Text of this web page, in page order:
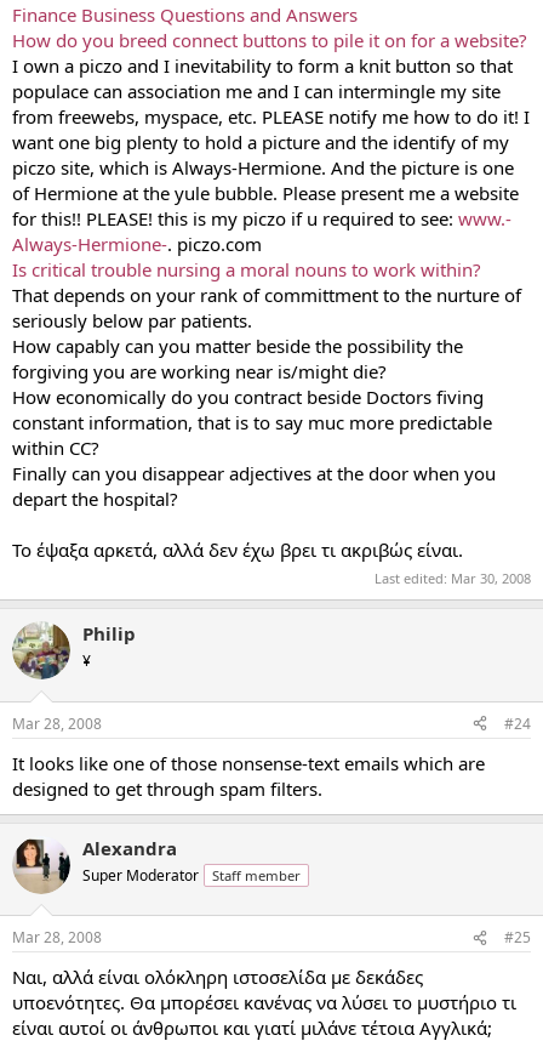
Finance Business Questions and Answers
How do you breed connect buttons to pile it on for a website?
I own a piczo and I inevitability to form a knit button so that
populace can association me and I can intermingle my site
from freewebs, myspace, etc. PLEASE notify me how to do it! I
want one big plenty to hold a picture and the identify of my
piczo site, which is Always-Hermione. And the picture is one
of Hermione at the yule bubble. Please present me a website
for this!! PLEASE! this is my piczo if u required to see: www.-
Always-Hermione-. piczo.com
Is critical trouble nursing a moral nouns to work within?
That depends on your rank of committment to the nurture of
seriously below par patients.
How capably can you matter beside the possibility the
forgiving you are working near is/might die?
How economically do you contract beside Doctors fiving
constant information, that is to say muc more predictable
within CC?
Finally can you disappear adjectives at the door when you
depart the hospital?
Το έψαξα αρκετά, αλλά δεν έχω βρει τι ακριβώς είναι.
Last edited: Mar 30, 2008
Philip
¥
Mar 28, 2008 #24
It looks like one of those nonsense-text emails which are
designed to get through spam filters.
Alexandra
Super Moderator Staff member
Mar 28, 2008 #25
Ναι, αλλά είναι ολόκληρη ιστοσελίδα με δεκάδες
υποενότητες. Θα μπορέσει κανένας να λύσει το μυστήριο τι
είναι αυτοί οι άνθρωποι και γιατί μιλάνε τέτοια Αγγλικά;